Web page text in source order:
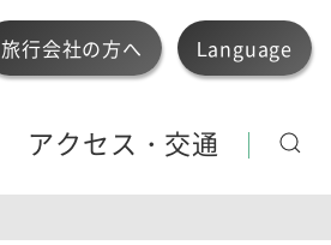
旅行会社の方へ Language
アクセス・交通